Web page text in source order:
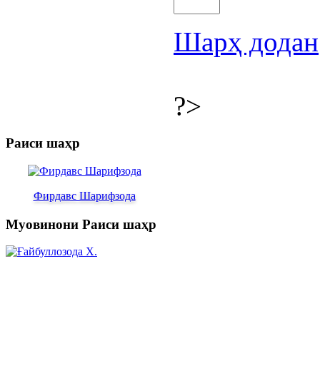
Шарҳ додан
?>
Раиси шаҳр
Фирдавс Шарифзода
Муовинони Раиси шаҳр